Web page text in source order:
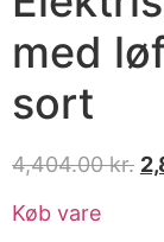
med
sort
4,404.00kr.
Køb vare